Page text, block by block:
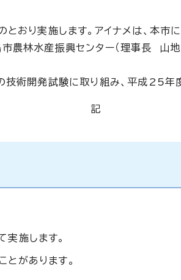
おり実施します。アイナメは、本
農林水産振興センター（理事長 山
術開発試験に取り組み、平成25年
記
施します。
があります。